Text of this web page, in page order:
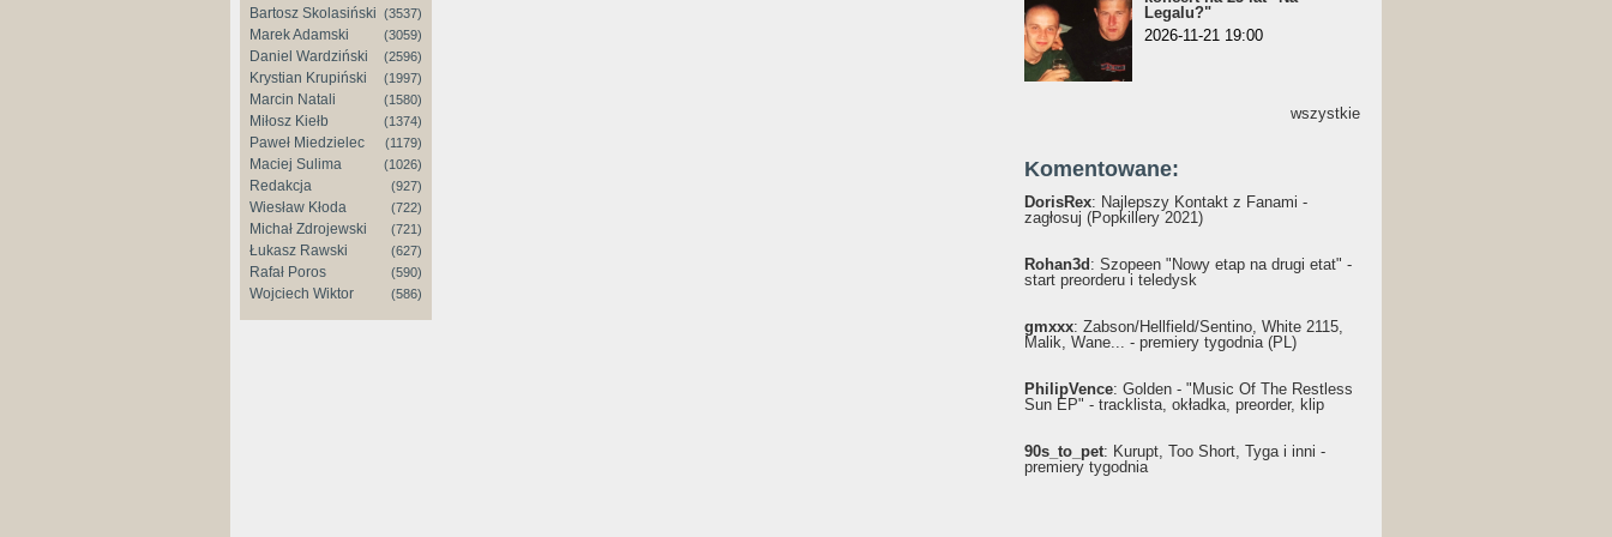
Bartosz Skolasiński (3537)
Marek Adamski (3059)
Daniel Wardziński (2596)
Krystian Krupiński (1997)
Marcin Natali (1580)
Miłosz Kiełb (1374)
Paweł Miedzielec (1179)
Maciej Sulima (1026)
Redakcja (927)
Wiesław Kłoda (722)
Michał Zdrojewski (721)
Łukasz Rawski (627)
Rafał Poros (590)
Wojciech Wiktor (586)
Legalu?"
2026-11-21 19:00
wszystkie
Komentowane:
DorisRex: Najlepszy Kontakt z Fanami -
zagłosuj (Popkillery 2021)
Rohan3d : Szopeen "Nowy etap na drugi etat" -
start preorderu i teledysk
gmxxx: Żabson/Hellfield/Sentino, White 2115,
Malik, Wane... - premiery tygodnia (PL)
PhilipVence: Golden - "Music Of The Restless
Sun EP" - tracklista, okładka, preorder, klip
90s_to_pet: Kurupt, Too Short, Tyga i inni -
premiery tygodnia